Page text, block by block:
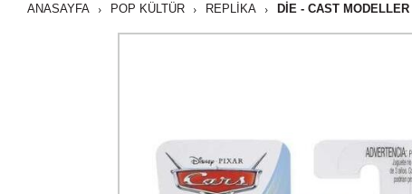
ANASAYFA POP KÜLTÜR REPLİKA DIE - CAST MODELLER